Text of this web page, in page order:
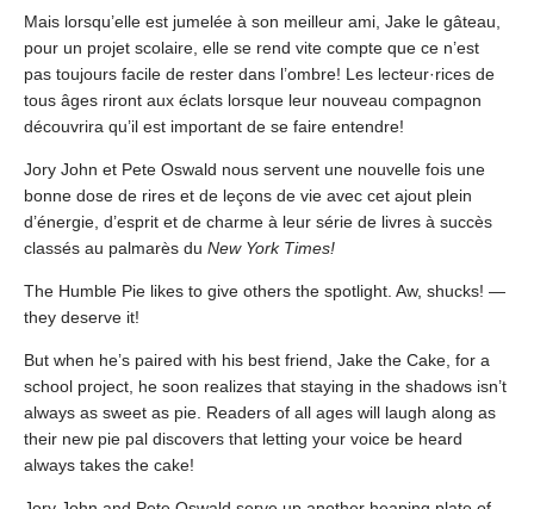
Mais lorsqu’elle est jumelée à son meilleur ami, Jake le gâteau,
pour un projet scolaire, elle se rend vite compte que ce n’est
pas toujours facile de rester dans l’ombre! Les lecteur·rices de
tous âges riront aux éclats lorsque leur nouveau compagnon
découvrira qu’il est important de se faire entendre!
Jory John et Pete Oswald nous servent une nouvelle fois une
bonne dose de rires et de leçons de vie avec cet ajout plein
d’énergie, d’esprit et de charme à leur série de livres à succès
classés au palmarès du New York Times!
The Humble Pie likes to give others the spotlight. Aw, shucks! —
they deserve it!
But when he’s paired with his best friend, Jake the Cake, for a
school project, he soon realizes that staying in the shadows isn’t
always as sweet as pie. Readers of all ages will laugh along as
their new pie pal discovers that letting your voice be heard
always takes the cake!